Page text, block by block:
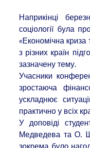
Наприкінці
соціології була
«Економічна криза
з різних країн
зазначену тему.
Учасники
зростаюча
ускладнює
практично у всіх
У доповіді
Медведева та О.